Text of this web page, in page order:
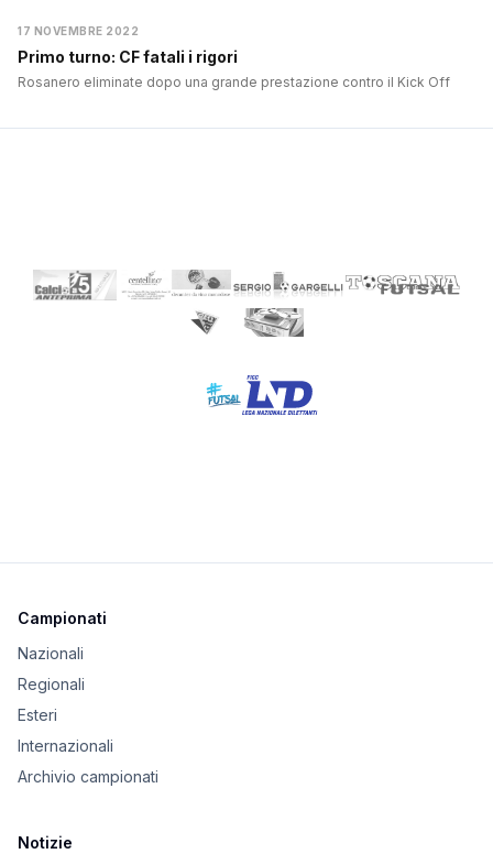
17 NOVEMBRE 2022
Primo turno: CF fatali i rigori
Rosanero eliminate dopo una grande prestazione contro il Kick Off
Campionati
Nazionali
Regionali
Esteri
Internazionali
Archivio campionati
Notizie